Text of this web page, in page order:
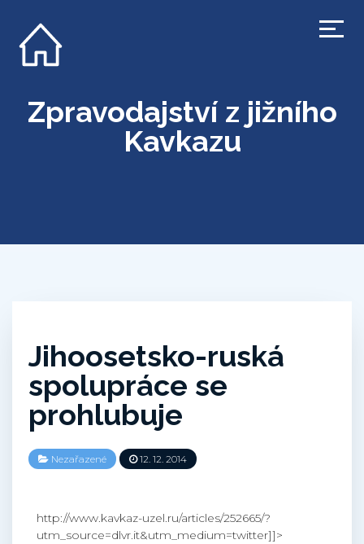
Zpravodajství z jižního
Kavkazu
Jihoosetsko-ruská
spolupráce se
prohlubuje
Nezařazené 12. 12. 2014
http://www.kavkaz-uzel.ru/articles/252665/?
utm_source=dlvr.it&utm_medium=twitter]]>